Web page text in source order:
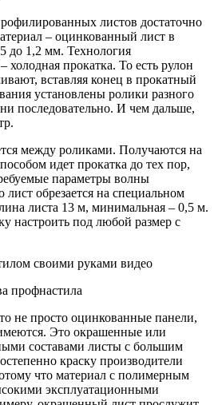
листов достаточно
– оцинкованный лист в
до 1,2 мм. Технология
прокатка. То есть рулон
вставляя конец в прокатный
установлены ролики разного
последовательно. И чем дальше,
между роликами. Получаются на
идет прокатка до тех пор,
параметры волны
обрезается на специальном
листа 13 м, минимальная – 0,5 м.
настроить под любой размер с
профнастила
не просто оцинкованные панели,
Это окрашенные или
составами листы с большим
краску производители
что материал с полимерным
эксплуатационными